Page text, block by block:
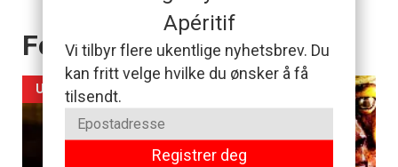
Apéritif
Vi tilbyr flere ukentlige nyhetsbrev. Du
kan fritt velge hvilke du ønsker å få
tilsendt.
Registrer deg
Forsiden akkurat nå
UKENS DRINK